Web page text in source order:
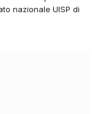
nazionale UISP di